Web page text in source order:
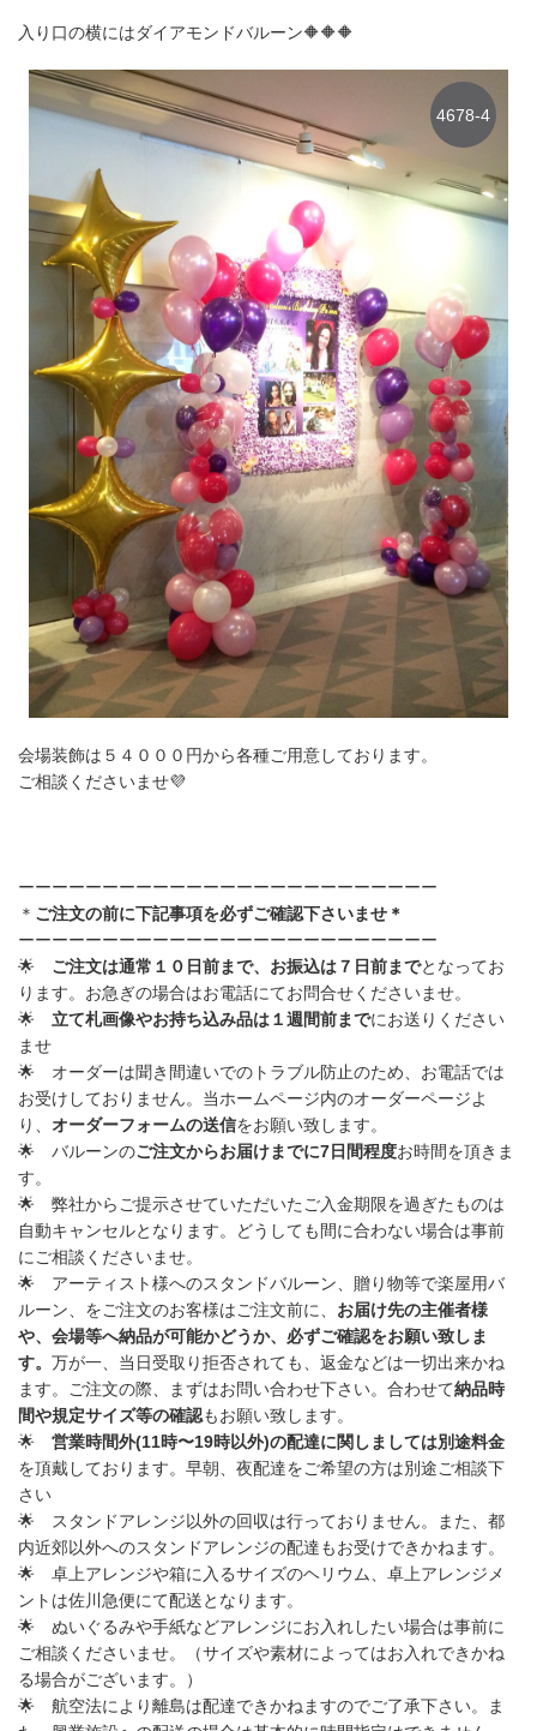
入り口の横にはダイアモンドバルーン🔶🔶🔶
4678-4
会場装飾は５４０００円から各種ご用意しております。
ご相談くださいませ💜
ーーーーーーーーーーーーーーーーーーーーーーーーー
＊ ご注文の前に下記事項を必ずご確認下さいませ＊
ーーーーーーーーーーーーーーーーーーーーーーーーー
🌟
ご注文は通常１０日前まで、お振込は７日前までと なってお
ります。お急ぎの場合はお電話にてお問合せくださいませ。
🌟
立て札画像やお持ち込み品は１週間前までにお送りください
ませ
🌟 オーダーは聞き間違いでのトラブル防止のため、お電話では
お受けしておりません。 当ホームページ内のオーダーページよ
り、 オーダーフォームの送信をお願い致します。
🌟 バルーンのご注文からお届けまでに7日間程度お時間を頂きま
す。
🌟 弊社からご提示させていただいた ご入金期限を過ぎたものは
自動キャンセルとなります。どうしても間に合わない場合は事前
にご相談くださいませ。
🌟 アーティスト様へのスタンドバルーン、贈り物等で楽屋用バ
ルーン、をご注文のお客様はご注文前に、 お届け先の主催者様
や、会場等へ納品が可能かどうか、必ずご確認をお願い致しま
す。 万が一、当日受取り拒否されても、返金などは一切出来かね
ます。
ご注文の際、まずはお問い合わせ下さい。 合わせて納品時
間や規定サイズ等の確認もお願い致します。
🌟
営業時間外(11時〜19時以外)の配達に関しましては別途料金
を頂戴しております。早朝、夜配達をご希望の方は別途ご相談下
さい
🌟
スタンドアレンジ以外の回収は行っておりません。また、 都
内近郊以外へのスタンドアレンジの配達もお受けできかねます。
🌟 卓上アレンジや箱に入るサイズのヘリウム、卓上アレンジメ
ントは佐川急便にて配送となります。
🌟 ぬいぐるみや手紙などアレンジにお入れしたい場合は事前に
ご相談くださいませ。（サイズや素材によってはお入れできかね
る場合がございます。）
🌟 航空法により離島は配達できかねますのでご了承下さい。ま